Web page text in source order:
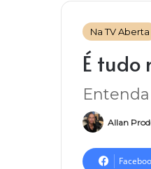
Na TV Aberta
É tudo
Entenda
Allan